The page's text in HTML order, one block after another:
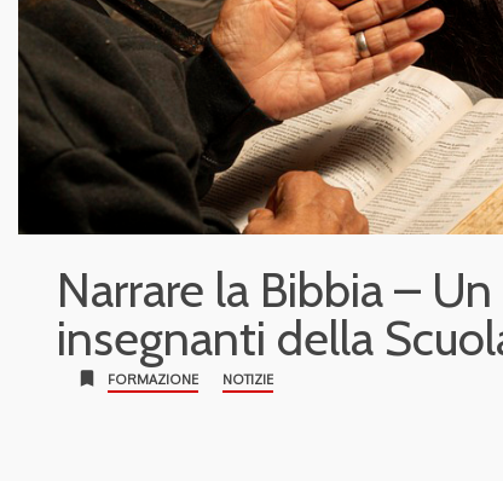
Narrare la Bibbia –
insegnanti della
bookmark FORMAZIONE NOTIZIE